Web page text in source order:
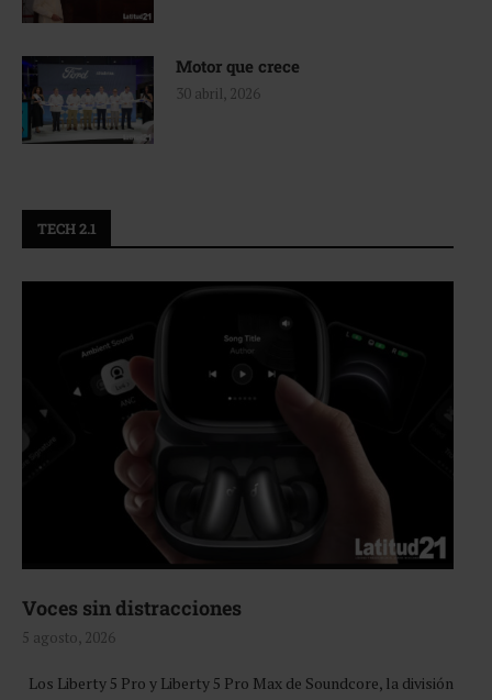
Motor que crece
30 abril, 2026
TECH 2.1
Voces sin distracciones
5 agosto, 2026
Los Liberty 5 Pro y Liberty 5 Pro Max de Soundcore, la división